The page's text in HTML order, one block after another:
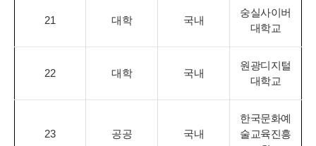
21 대학 국내
숭실사이버
대학교
22 대학 국내
원광디지털
대학교
23 공공 국내
한국문화예
술교육진흥